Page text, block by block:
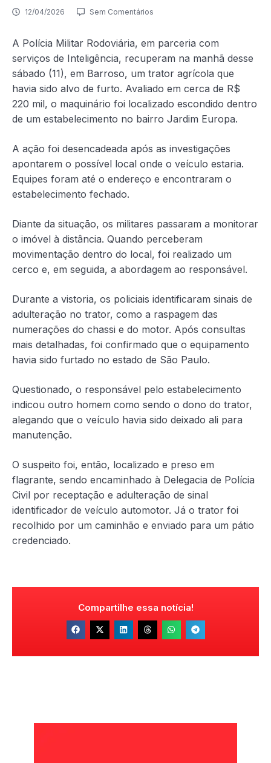
12/04/2026 Sem Comentários
A Polícia Militar Rodoviária, em parceria com
serviços de Inteligência, recuperam na manhã desse
sábado (11), em Barroso, um trator agrícola que
havia sido alvo de furto. Avaliado em cerca de R$
220 mil, o maquinário foi localizado escondido dentro
de um estabelecimento no bairro Jardim Europa.
A ação foi desencadeada após as investigações
apontarem o possível local onde o veículo estaria.
Equipes foram até o endereço e encontraram o
estabelecimento fechado.
Diante da situação, os militares passaram a monitorar
o imóvel à distância. Quando perceberam
movimentação dentro do local, foi realizado um
cerco e, em seguida, a abordagem ao responsável.
Durante a vistoria, os policiais identificaram sinais de
adulteração no trator, como a raspagem das
numerações do chassi e do motor. Após consultas
mais detalhadas, foi confirmado que o equipamento
havia sido furtado no estado de São Paulo.
Questionado, o responsável pelo estabelecimento
indicou outro homem como sendo o dono do trator,
alegando que o veículo havia sido deixado ali para
manutenção.
O suspeito foi, então, localizado e preso em
flagrante, sendo encaminhado à Delegacia de Polícia
Civil por receptação e adulteração de sinal
identificador de veículo automotor. Já o trator foi
recolhido por um caminhão e enviado para um pátio
credenciado.
Compartilhe essa notícia!